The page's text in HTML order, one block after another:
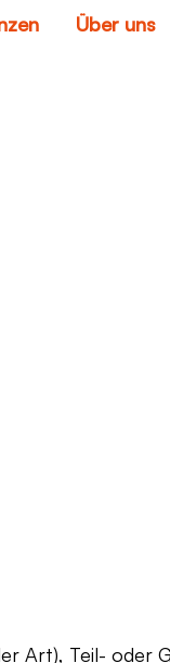
Über uns
Art), Teil-